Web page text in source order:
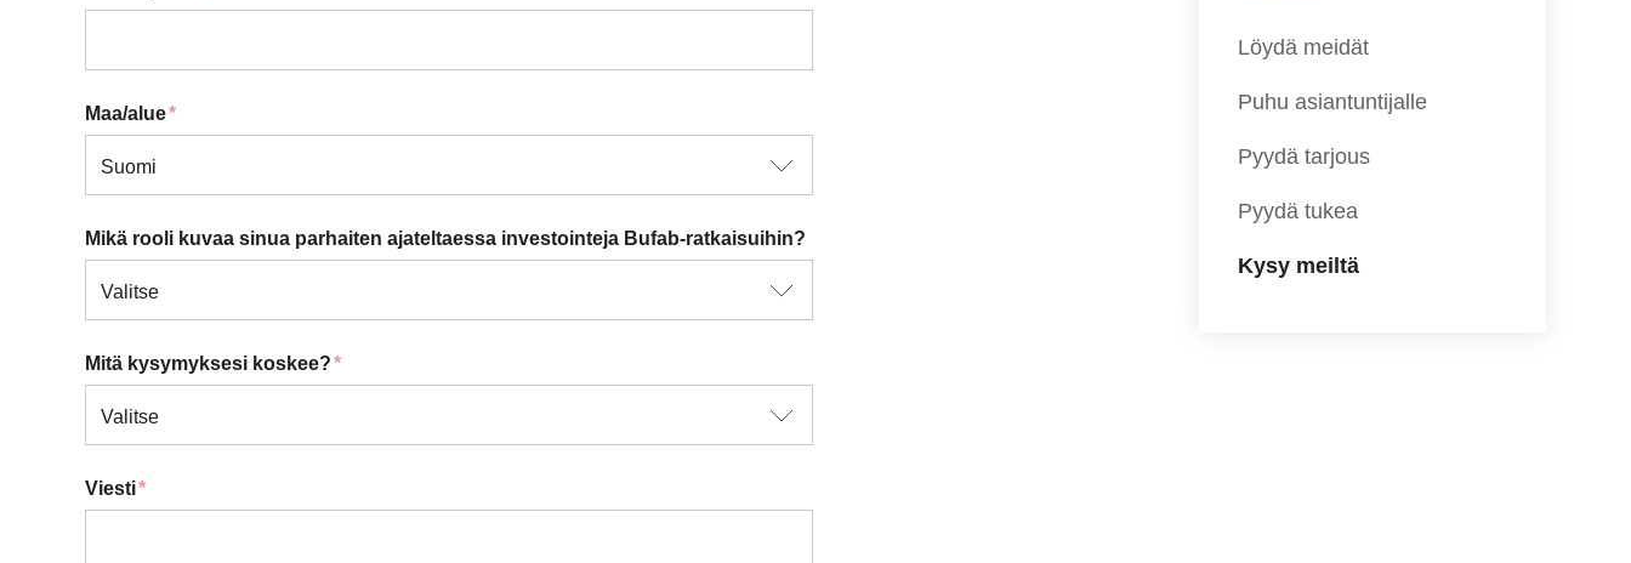
Löydä meidät
Puhu asiantuntijalle
Pyydä tarjous
Pyydä tukea
Kysy meiltä
Maa/alue*
Mikä rooli kuvaa sinua parhaiten ajateltaessa investointeja Bufab-ratkaisuihin?
Mitä kysymyksesi koskee?*
Viesti*